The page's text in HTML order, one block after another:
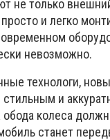
не только
и легко
невозможно.
технологи,
и
колеса
станет